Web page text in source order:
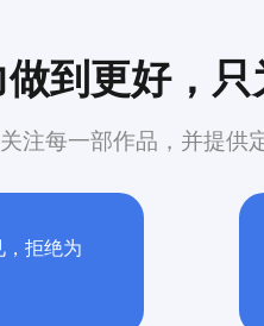
到更好，
注每一部作品，并提供
，拒绝为